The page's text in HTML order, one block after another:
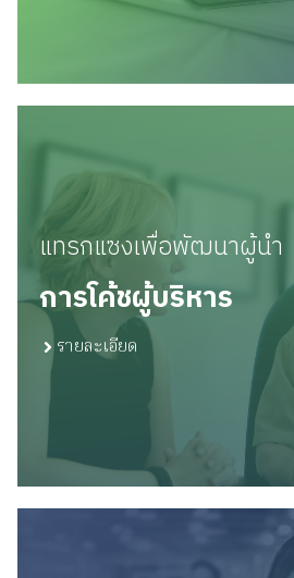
แทรกแซงเพื่อพัฒนาผู้นำ
การโค้ชผู้บริหาร
รายละเอียด